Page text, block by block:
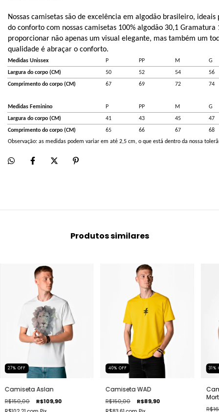
Nossas camisetas são de excelência em algodão brasileiro,
do conforto com nossas camisetas 100% algodão 30,1
proporcionar não apenas um visual elegante, mas também um
qualidade é abraçar o conforto.
Medidas Unissex P PP M
G
Largura do corpo (CM)
50 52 54
56
Comprimento do corpo (CM)
67 69 72 74
Medidas Feminino P PP M
G
Largura do corpo (CM)
41 43 45
47
Comprimento do corpo (CM)
65 66 67
68
Observação: as medidas podem variar em até 2,5 cm, o que está dentro da nossa
Produtos similares
27% OFF
Camiseta Aslan
R$150,00 R$109,90
40% OFF
Camiseta WAD
R$150,00 R$89,90
31%